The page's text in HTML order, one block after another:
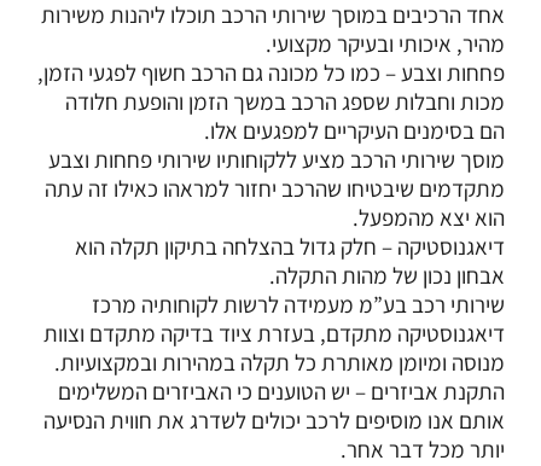
אחד הרכיבים במוסך שירותי הרכב תוכלו ליהנות משירות
מהיר, איכותי ובעיקר מקצועי.
פחחות וצבע– כמו כל מכונה גם הרכב חשוף לפגעי הזמן,
מכות וחבלות שספג הרכב במשך הזמן והופעת חלודה
הם בסימנים העיקריים למפגעים אלו.
מוסך שירותי הרכב מציע ללקוחותיו שירותי פחחות וצבע
מתקדמים שיבטיחו שהרכב יחזור למראהו כאילו זה עתה
הוא יצא מהמפעל.
דיאגנוסטיקה – חלק גדול בהצלחה בתיקון תקלה הוא
אבחון נכון של מהות התקלה.
שירותי רכב בע”מ מעמידה לרשות לקוחותיה מרכז
דיאגנוסטיקה מתקדם, בעזרת ציוד בדיקה מתקדם וצוות
מנוסה ומיומן מאותרת כל תקלה במהירות ובמקצועיות.
התקנת אביזרים – יש הטוענים כי האביזרים המשלימים
אותם אנו מוסיפים לרכב יכולים לשדרג את חווית הנסיעה
יותר מכל דבר אחר.